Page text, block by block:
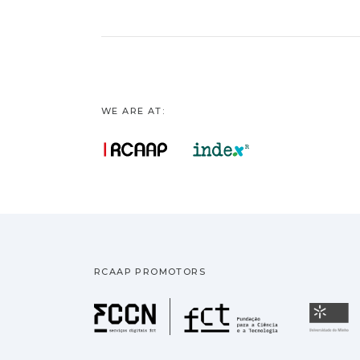
WE ARE AT:
RCAAP PROMOTORS
Fundação